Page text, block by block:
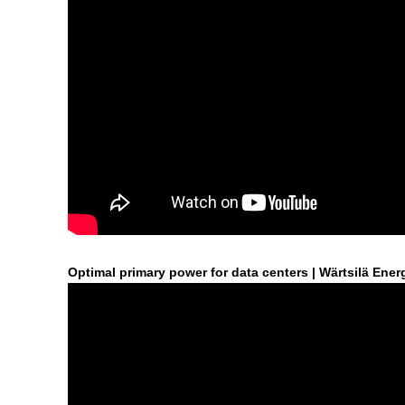
Optimal primary power for data centers | Wärtsilä